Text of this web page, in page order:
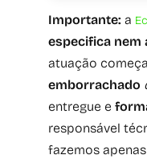
Importante: a
especifica nem
atuação
emborrachado
entregue e
responsável
fazemos